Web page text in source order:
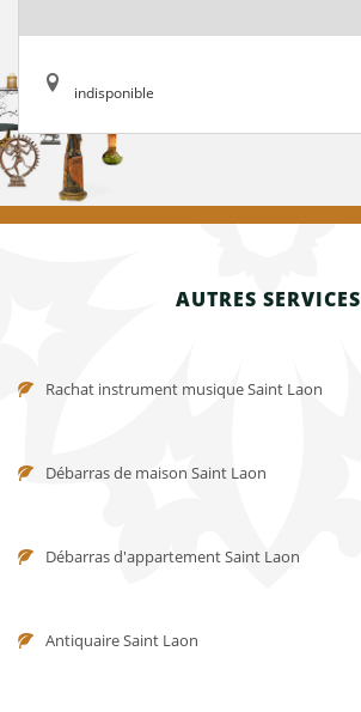
indisponible
AUTRES SERVICES
Rachat instrument musique Saint Laon
Débarras de maison Saint Laon
Débarras d'appartement Saint Laon
Antiquaire Saint Laon